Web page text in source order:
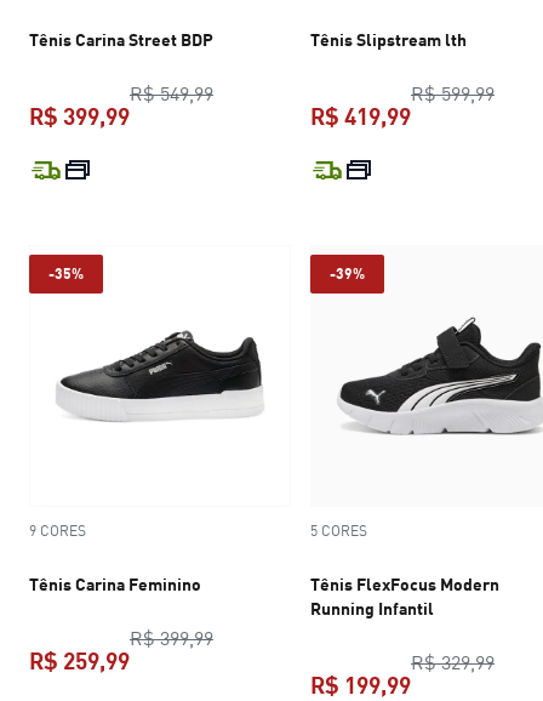
Tênis Carina Street BDP
R$ 549,99preço original R$ 549,99
R$ 399,99
preço atual R$ 399,99
Tênis Slipstream lth
R$ 599,99
R$ 419,99
-35%
9 CORES
Tênis Carina Feminino
R$ 399,99preço original R$ 399,99
R$ 259,99
-39%
5 CORES
Tênis FlexFocus Modern
Running Infantil
R$ 329,99
R$ 199,99